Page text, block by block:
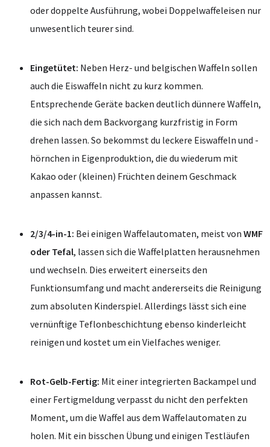
oder doppelte Ausführung, wobei Doppelwaffeleisen nur
unwesentlich teurer sind.
Eingetütet: Neben Herz- und belgischen Waffeln sollen
auch die Eiswaffeln nicht zu kurz kommen.
Entsprechende Geräte backen deutlich dünnere Waffeln,
die sich nach dem Backvorgang kurzfristig in Form
drehen lassen. So bekommst du leckere Eiswaffeln und -
hörnchen in Eigenproduktion, die du wiederum mit
Kakao oder (kleinen) Früchten deinem Geschmack
anpassen kannst.
2/3/4-in-1: Bei einigen Waffelautomaten, meist von WMF
oder Tefal, lassen sich die Waffelplatten herausnehmen
und wechseln. Dies erweitert einerseits den
Funktionsumfang und macht andererseits die Reinigung
zum absoluten Kinderspiel. Allerdings lässt sich eine
vernünftige Teflonbeschichtung ebenso kinderleicht
reinigen und kostet um ein Vielfaches weniger.
Rot-Gelb-Fertig: Mit einer integrierten Backampel und
einer Fertigmeldung verpasst du nicht den perfekten
Moment, um die Waffel aus dem Waffelautomaten zu
holen. Mit ein bisschen Übung und einigen Testläufen